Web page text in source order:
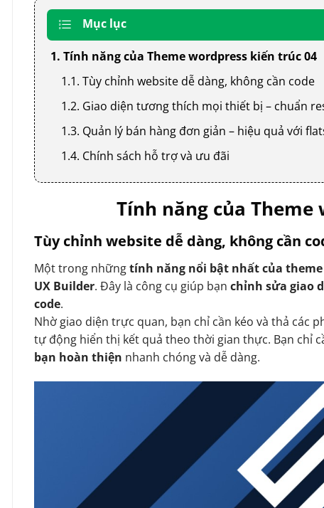
Mục lục
1. Tính năng của Theme wordpress kiến trúc 04
1.1. Tùy chỉnh website dễ dàng, không cần code
1.2. Giao diện tương thích mọi thiết bị – chuẩn
1.3. Quản lý bán hàng đơn giản – hiệu quả với
1.4. Chính sách hỗ trợ và ưu đãi
Tính năng của
Tùy chỉnh website dễ dàng, không cần
Một trong nhữngtính năng nổi bật nhất của
UX Builder. Đây là công cụ giúp bạn chỉnh sửa giao
code.
Nhờ giao diện trực quan, bạn chỉ cần kéo và thả các
tự động hiển thị kết quả theo thời gian thực. Bạn chỉ
bạn hoàn thiện nhanh chóng và dễ dàng.